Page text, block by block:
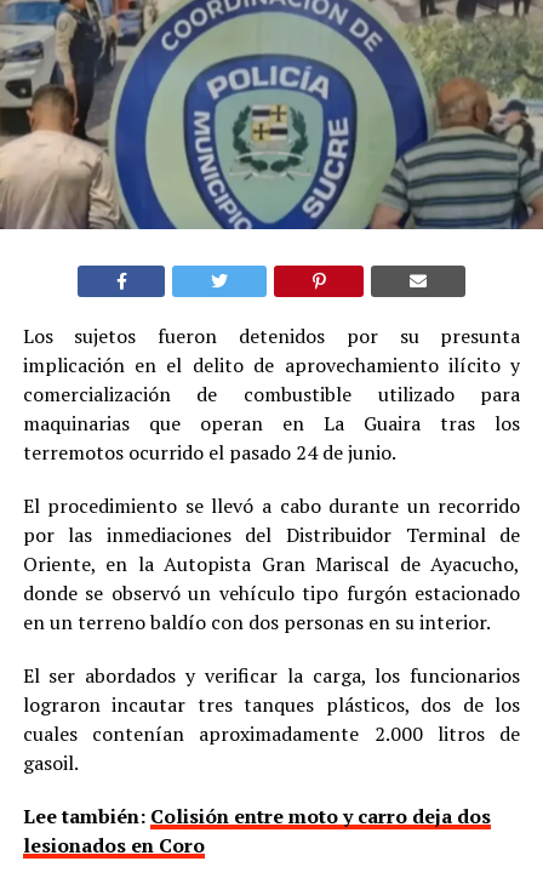
Los sujetos fueron detenidos por su presunta
implicación en el delito de aprovechamiento ilícito y
comercialización de combustible utilizado para
maquinarias que operan en La Guaira tras los
terremotos ocurrido el pasado 24 de junio.
El procedimiento se llevó a cabo durante un recorrido
por las inmediaciones del Distribuidor Terminal de
Oriente, en la Autopista Gran Mariscal de Ayacucho,
donde se observó un vehículo tipo furgón estacionado
en un terreno baldío con dos personas en su interior.
El ser abordados y verificar la carga, los funcionarios
lograron incautar tres tanques plásticos, dos de los
cuales contenían aproximadamente 2.000 litros de
gasoil.
Lee también: Colisión entre moto y carro deja dos
lesionados en Coro